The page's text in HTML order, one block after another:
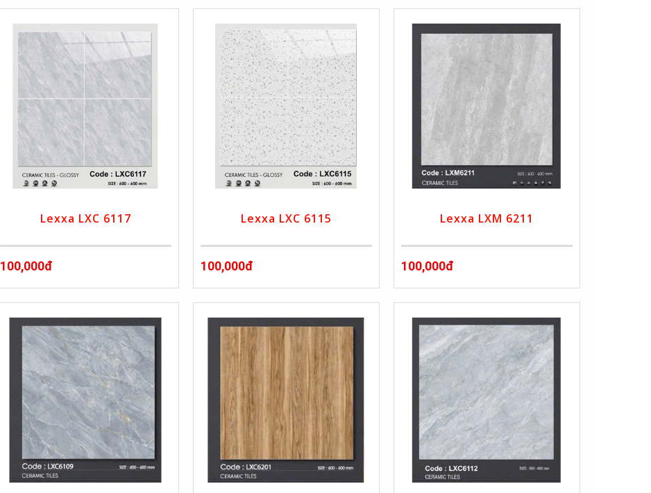
Lexxa LXC 6117
100,000đ
Lexxa LXC 6115
100,000đ
Lexxa LXM 6211
100,000đ